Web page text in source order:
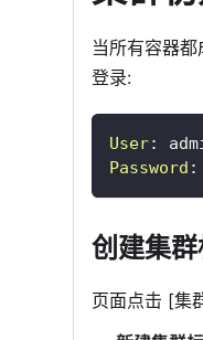
当所有容器
登录:
User:
Password :
创建集
页面点击 [集